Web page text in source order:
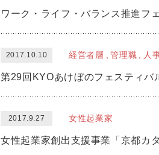
ワーク・ライフ・バランス推進フ
2017.10.10 経営者層 管理職 人
第29回KYOあけぼのフェスティバ
2017.9.27 女性起業家
女性起業家創出支援事業「京都カ